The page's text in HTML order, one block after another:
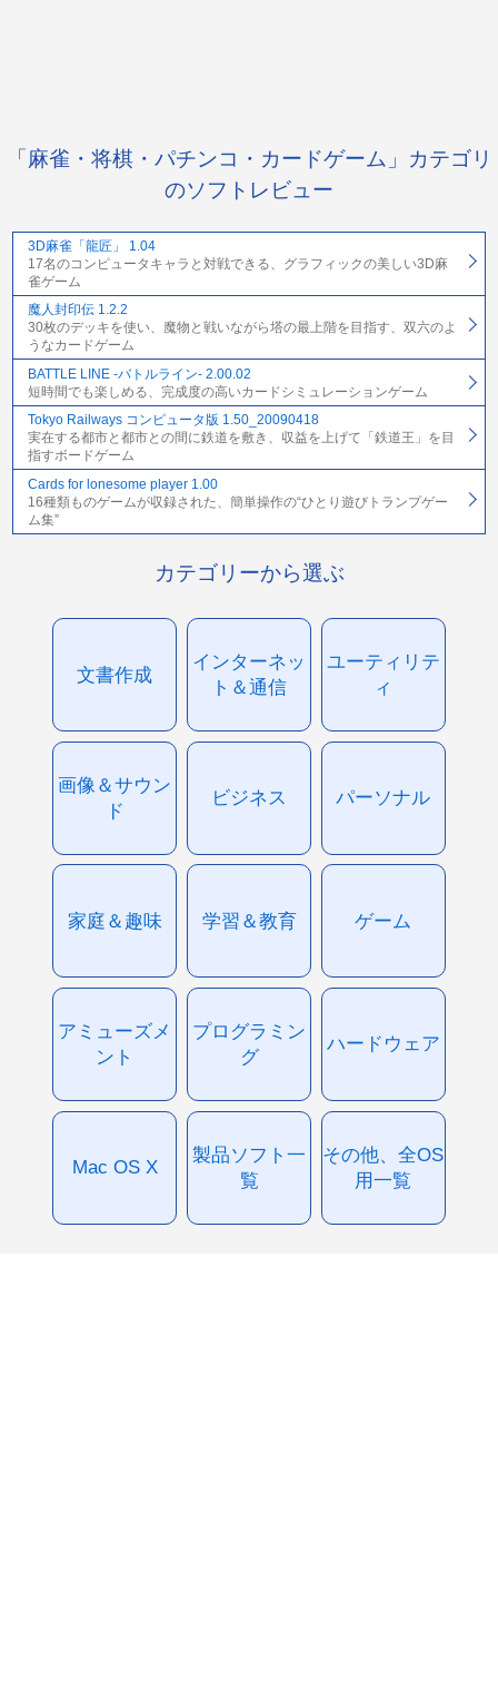
「麻雀・将棋・パチンコ・カードゲーム」カテゴリ
のソフトレビュー
3D麻雀「龍匠」 1.04
17名のコンピュータキャラと対戦できる、グラフィックの美しい3D麻
雀ゲーム
魔人封印伝 1.2.2
30枚のデッキを使い、魔物と戦いながら塔の最上階を目指す、双六のよ
うなカードゲーム
BATTLE LINE -バトルライン- 2.00.02
短時間でも楽しめる、完成度の高いカードシミュレーションゲーム
Tokyo Railways コンピュータ版 1.50_20090418
実在する都市と都市との間に鉄道を敷き、収益を上げて「鉄道王」を目
指すボードゲーム
Cards for lonesome player 1.00
16種類ものゲームが収録された、簡単操作の“ひとり遊びトランプゲー
ム集”
カテゴリーから選ぶ
文書作成
インターネッ
ト＆通信
ユーティリテ
ィ
画像＆サウン
ド
ビジネス パーソナル
家庭＆趣味 学習＆教育 ゲーム
アミューズメ
ント
プログラミン
グ
ハードウェア
Mac OS X
製品ソフト一
覧
その他、全OS
用一覧